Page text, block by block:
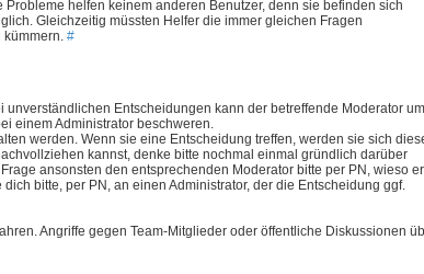
helfen keinem anderen Benutzer, denn sie befinden sich
Gleichzeitig müssten Helfer die immer gleichen Fragen
kümmern. #
Entscheidungen kann der betreffende Moderator um
einem Administrator beschweren.
werden. Wenn sie eine Entscheidung treffen, werden sie sich
kannst, denke bitte nochmal einmal gründlich darüber
ansonsten den entsprechenden Moderator bitte per PN, wieso er
bitte, per PN, an einen Administrator, der die Entscheidung ggf.
Angriffe gegen Team-Mitglieder oder öffentliche Diskussionen